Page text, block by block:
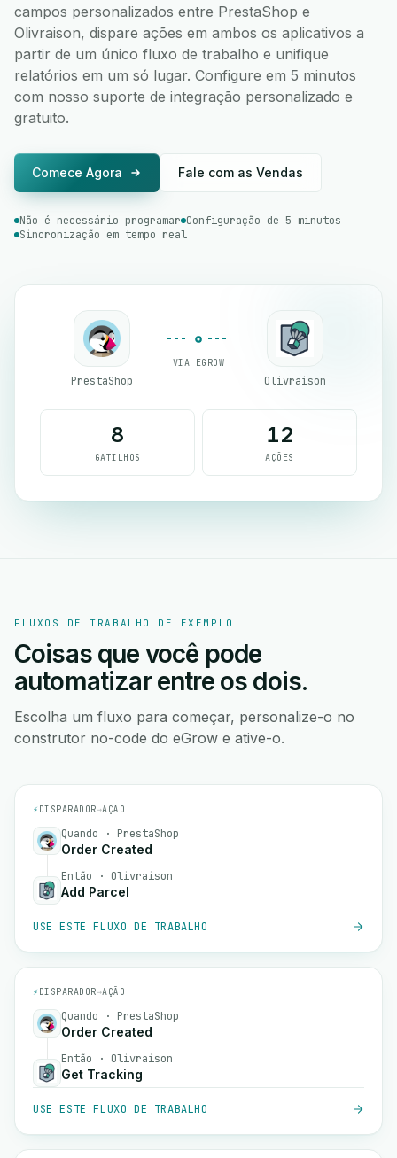
campos personalizados entre PrestaShop e
Olivraison, dispare ações em ambos os aplicativos a
partir de um único fluxo de trabalho e unifique
relatórios em um só lugar. Configure em 5 minutos
com nosso suporte de integração personalizado e
gratuito.
Comece Agora Fale com as Vendas
Não é necessário programar Configuração de 5 minutos
Sincronização em tempo real
PrestaShop
VIA EGROW
Olivraison
8
GATILHOS
12
AÇÕES
FLUXOS DE TRABALHO DE EXEMPLO
Coisas que você pode
automatizar entre os dois.
Escolha um fluxo para começar, personalize-o no
construtor no-code do eGrow e ative-o.
⚡ DISPARADOR→AÇÃO
Quando · PrestaShop
Order Created
Então · Olivraison
Add Parcel
USE ESTE FLUXO DE TRABALHO
⚡ DISPARADOR→AÇÃO
Quando · PrestaShop
Order Created
Então · Olivraison
Get Tracking
USE ESTE FLUXO DE TRABALHO